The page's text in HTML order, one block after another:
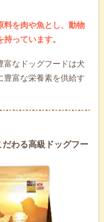
料を肉や魚とし、動物
っています。
富なドッグフードは犬
豊富な栄養素を供給す
わる高級ドッグフー